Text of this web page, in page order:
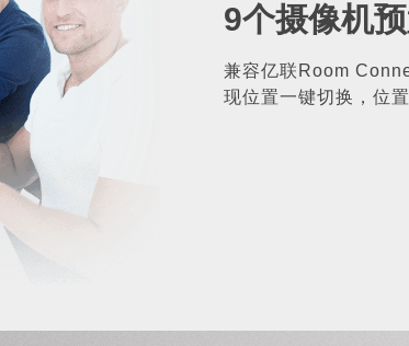
9个摄像机
兼容亿联Room
现位置一键切换，位